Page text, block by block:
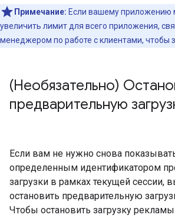
Примечание: Если вашему приложению
увеличить лимит для всего приложения,
менеджером по работе с клиентами, чтобы
(Необязательно)
предварительную
Если вам не нужно снова
определенным идентификатором
загрузки в рамках текущей сессии,
остановить предварительную
Чтобы остановить загрузку